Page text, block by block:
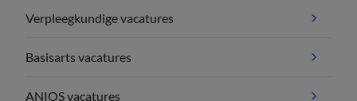
Verpleegkundige vacatures
Basisarts vacatures
ANIOS vacatures